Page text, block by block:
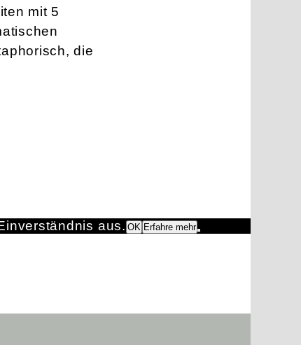
mit 5
die
aus. OK Erfahre mehr